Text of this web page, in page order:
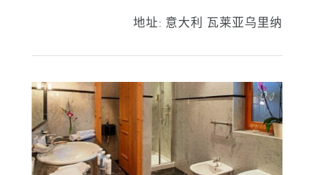
地址: 意大利 瓦莱亚乌里纳